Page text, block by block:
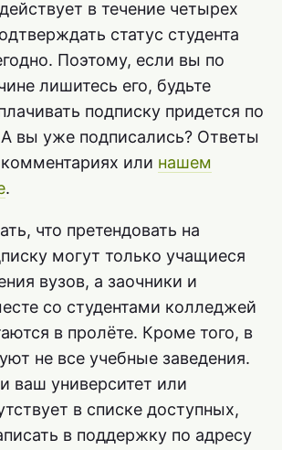
в течение четырех
статус студента
Поэтому, если вы по
лишитесь его, будьте
подписку придется по
вы уже подписались? Ответы
комментариях или нашем
.
что претендовать на
могут только учащиеся
вузов, а заочники и
со студентами колледжей
в пролёте. Кроме того, в
не все учебные заведения.
ваш университет или
в списке доступных,
в поддержку по адресу